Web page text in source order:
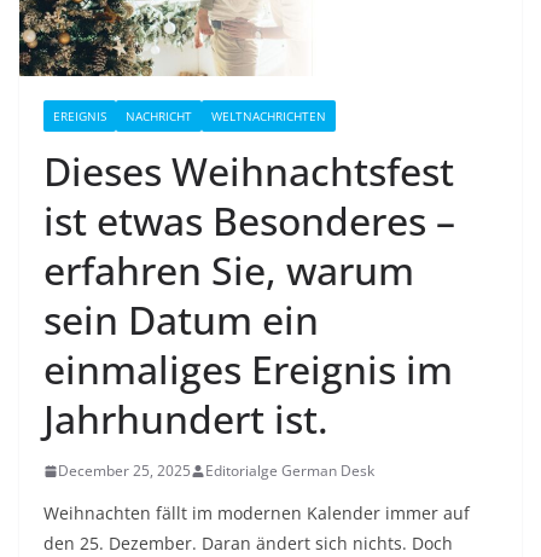
EREIGNIS NACHRICHT WELTNACHRICHTEN
Dieses Weihnachtsfest
ist etwas Besonderes –
erfahren Sie, warum
sein Datum ein
einmaliges Ereignis im
Jahrhundert ist.
December 25, 2025 Editorialge German Desk
Weihnachten fällt im modernen Kalender immer auf
den 25. Dezember. Daran ändert sich nichts. Doch